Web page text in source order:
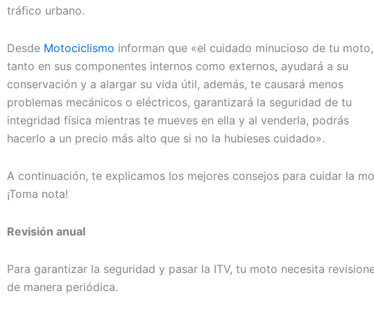
tráfico urbano.
Desde Motociclismo informan que «el cuidado minucioso de tu moto,
tanto en sus componentes internos como externos, ayudará a su
conservación y a alargar su vida útil, además, te causará menos
problemas mecánicos o eléctricos, garantizará la seguridad de tu
integridad física mientras te mueves en ella y al venderla, podrás
hacerlo a un precio más alto que si no la hubieses cuidado».
A continuación, te explicamos los mejores consejos para cuidar la
¡Toma nota!
Revisión anual
Para garantizar la seguridad y pasar la ITV, tu moto necesita
de manera periódica.